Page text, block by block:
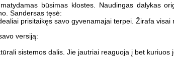
būsimas klostes. Naudingas dalykas
Sandersas tęsė:
prisitaikęs savo gyvenamajai terpei. Žirafa
versiją:
sistemos dalis. Jie jautriai reaguoja į bet kuriuos